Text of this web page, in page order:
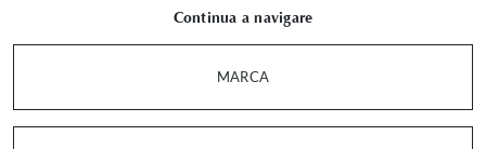
Continua a navigare
MARCA